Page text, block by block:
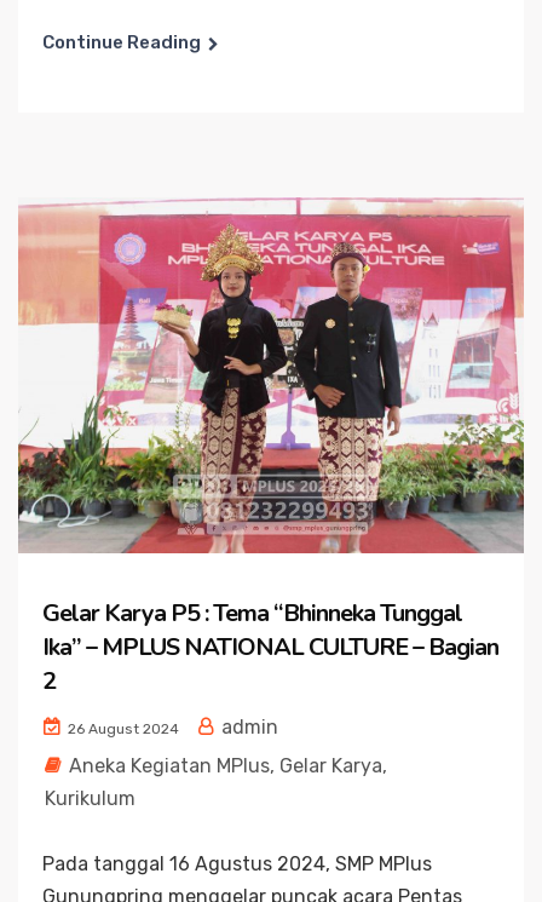
Continue Reading
Gelar Karya P5 : Tema “Bhinneka Tunggal
Ika” – MPLUS NATIONAL CULTURE – Bagian
2
26 August 2024
admin
Aneka Kegiatan MPlus, Gelar Karya,
Kurikulum
Pada tanggal 16 Agustus 2024, SMP MPlus
Gunungpring menggelar puncak acara Pentas